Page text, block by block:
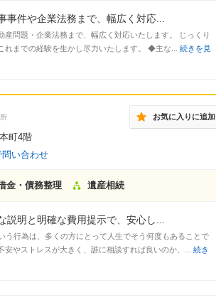
件や企業法務まで、幅広く対応...
問題・企業法務まで、幅広く対応いたします。 じっくり
れまでの経験を生かし尽力いたします。 ◆主な... 続きを見
お気に入りに追加
町4階
問い合わせ
金・債務整理 遺産相続
明と明確な費用提示で、安心し...
行為は、多くの方にとって人生でそう何度もあることで
やストレスが大きく、誰に相談すれば良いのか、... 続き